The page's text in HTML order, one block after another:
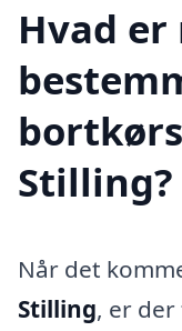
Hvad
Stilling?
Når det
Stilling, er